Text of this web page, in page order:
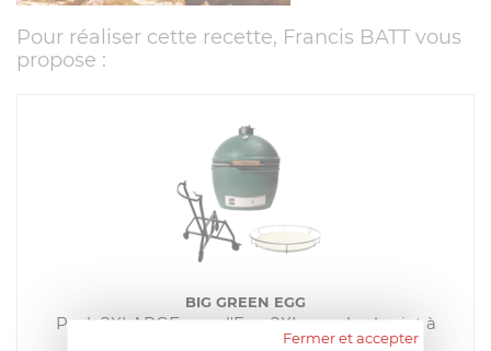
Pour réaliser cette recette, Francis BATT vous
propose :
BIG GREEN EGG
Pack 2XLARGE avec l'Egg 2XLarge, le chariot à
roulettes & le conveggtorFermer et accepter